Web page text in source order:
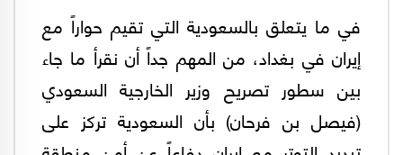
في ما يتعلق بالسعودية التي تقيم حواراً مع
إيران في بغداد، من المهم جداً أن نقرأ ما جاء
بين سطور تصريح وزير الخارجية السعودي
(فيصل بن فرحان) بأن السعودية تركز على